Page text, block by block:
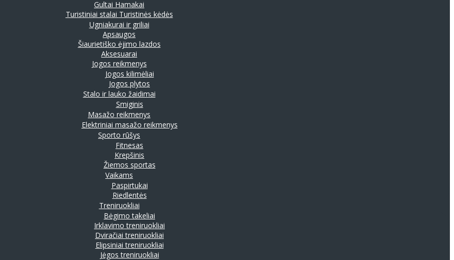
Gultai Hamakai
Turistiniai stalai Turistinės kėdės
Ugniakurai ir griliai
Apsaugos
Šiaurietiško ėjimo lazdos
Aksesuarai
Jogos reikmenys
Jogos kilimėliai
Jogos plytos
Stalo ir lauko žaidimai
Smiginis
Masažo reikmenys
Elektriniai masažo reikmenys
Sporto rūšys
Fitnesas
Krepšinis
Žiemos sportas
Vaikams
Paspirtukai
Riedlentės
Treniruokliai
Bėgimo takeliai
Irklavimo treniruokliai
Dviračiai treniruokliai
Elipsiniai treniruokliai
Jėgos treniruokliai